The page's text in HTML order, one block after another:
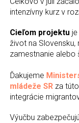
intenzívny kurz v
Cieľom projektu
život na Slovensku,
zamestnanie alebo
Ďakujeme
mládeže SR za
integrácie
Výučbu